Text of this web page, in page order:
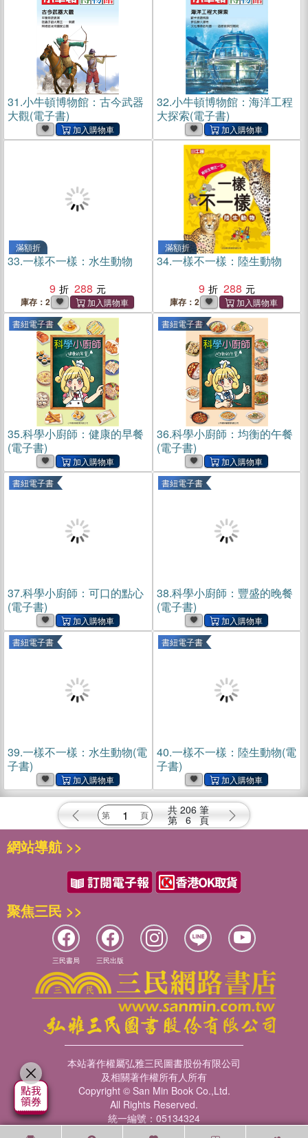
31.小牛頓博物館：古今武器
大觀(電子書)
32.小牛頓博物館：海洋工程
大探索(電子書)
滿額折
33.一樣不一樣：水生動物
9
288
庫存：2
滿額折
34.一樣不一樣：陸生動物
9
288
庫存：2
書紐電子書
35.科學小廚師：健康的早餐
(電子書)
書紐電子書
36.科學小廚師：均衡的午餐
(電子書)
書紐電子書
37.科學小廚師：可口的點心
(電子書)
書紐電子書
38.科學小廚師：豐盛的晚餐
(電子書)
書紐電子書
39.一樣不一樣：水生動物(電
子書)
書紐電子書
40.一樣不一樣：陸生動物(電
子書)
共 206 筆
第 6 頁
網站導航 >>
聚焦三民 >>
三民書局 三民出版
本站著作權屬弘雅三民圖書股份有限公司
及相關著作權所有人所有
Copyright © San Min Book Co.,Ltd.
All Rights Reserved.
統一編號：05134324